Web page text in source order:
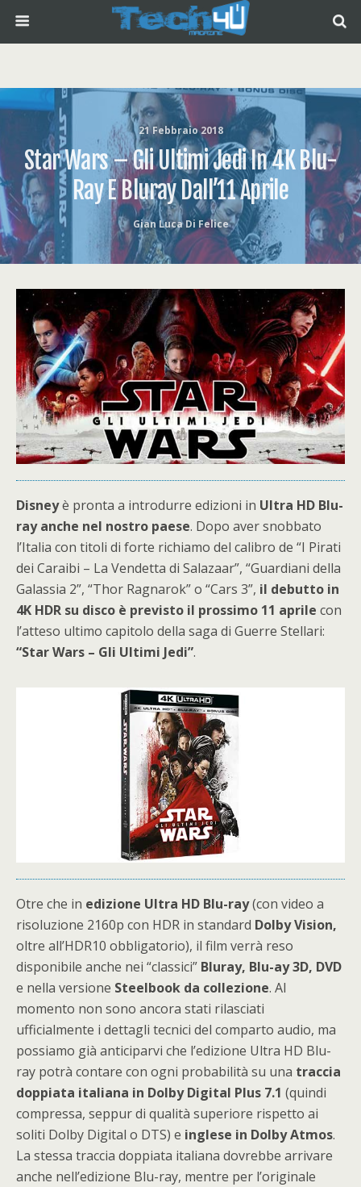
21 Febbraio 2018
Star Wars – Gli Ultimi Jedi In 4K Blu-
Ray E Bluray Dall’11 Aprile
Gian Luca Di Felice
Disneyè pronta a introdurre edizioni in Ultra HD Blu-
ray anche nel nostro paese. Dopo aver snobbato
l’Italia con titoli di forte richiamo del calibro de “I Pirati
dei Caraibi – La Vendetta di Salazaar”, “Guardiani della
Galassia 2”, “Thor Ragnarok” o “Cars 3”, il debutto in
4K HDR su disco è previsto il prossimo 11 aprile con
l’atteso ultimo capitolo della saga di Guerre Stellari:
“Star Wars – Gli Ultimi Jedi”.
Otre che in edizione Ultra HD Blu-ray(con video a
risoluzione 2160p con HDR in standard Dolby Vision,
oltre all’HDR10 obbligatorio), il film verrà reso
disponibile anche nei “classici” Bluray, Blu-ay 3D, DVD
e nella versione Steelbook da collezione. Al
momento non sono ancora stati rilasciati
ufficialmente i dettagli tecnici del comparto audio, ma
possiamo già anticiparvi che l’edizione Ultra HD Blu-
ray potrà contare con ogni probabilità su una traccia
doppiata italiana in Dolby Digital Plus 7.1 (quindi
compressa, seppur di qualità superiore rispetto ai
soliti Dolby Digital o DTS) e inglese in Dolby Atmos.
La stessa traccia doppiata italiana dovrebbe arrivare
anche nell’edizione Blu-ray, mentre per l’originale